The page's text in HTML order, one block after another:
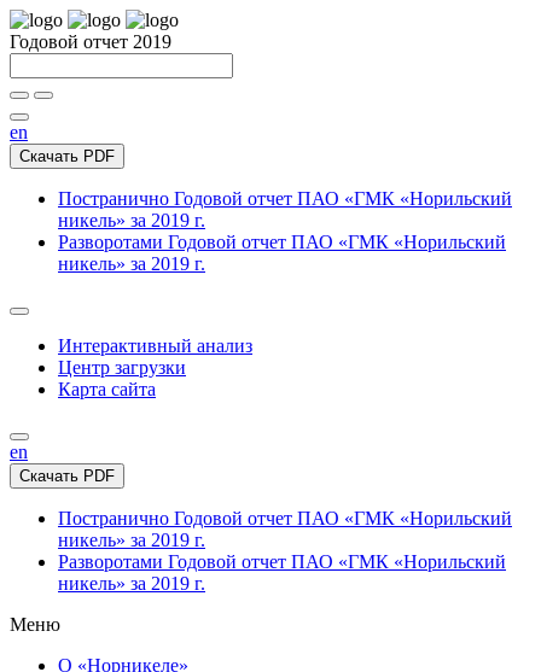
Годовой отчет 2019
en
Скачать PDF
Постранично Годовой отчет ПАО «ГМК «Норильский
никель» за 2019 г.
Разворотами Годовой отчет ПАО «ГМК «Норильский
никель» за 2019 г.
Интерактивный анализ
Центр загрузки
Карта сайта
en
Скачать PDF
Постранично Годовой отчет ПАО «ГМК «Норильский
никель» за 2019 г.
Разворотами Годовой отчет ПАО «ГМК «Норильский
никель» за 2019 г.
Меню
О «Норникеле»